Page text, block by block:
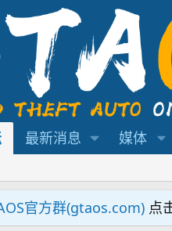
最新消息 媒体
官方群(gtaos.com) 点